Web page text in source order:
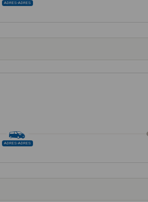
ADRES-ADRES
ADRES-ADRES